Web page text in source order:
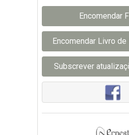
Encomendar
Encomendar Livro de
Subscrever